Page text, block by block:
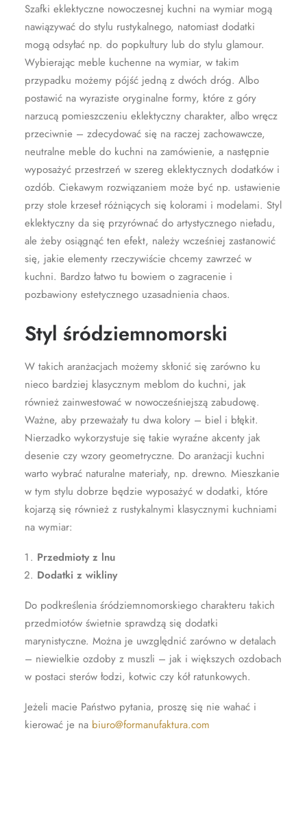
Szafki eklektyczne nowoczesnej kuchni na wymiar mogą
nawiązywać do stylu rustykalnego, natomiast dodatki
mogą odsyłać np. do popkultury lub do stylu glamour.
Wybierając meble kuchenne na wymiar, w takim
przypadku możemy pójść jedną z dwóch dróg. Albo
postawić na wyraziste oryginalne formy, które z góry
narzucą pomieszczeniu eklektyczny charakter, albo wręcz
przeciwnie – zdecydować się na raczej zachowawcze,
neutralne meble do kuchni na zamówienie, a następnie
wyposażyć przestrzeń w szereg eklektycznych dodatków i
ozdób. Ciekawym rozwiązaniem może być np. ustawienie
przy stole krzeseł różniących się kolorami i modelami. Styl
eklektyczny da się przyrównać do artystycznego nieładu,
ale żeby osiągnąć ten efekt, należy wcześniej zastanowić
się, jakie elementy rzeczywiście chcemy zawrzeć w
kuchni. Bardzo łatwo tu bowiem o zagracenie i
pozbawiony estetycznego uzasadnienia chaos.
Styl śródziemnomorski
W takich aranżacjach możemy skłonić się zarówno ku
nieco bardziej klasycznym meblom do kuchni, jak
również zainwestować w nowocześniejszą zabudowę.
Ważne, aby przeważały tu dwa kolory – biel i błękit.
Nierzadko wykorzystuje się takie wyraźne akcenty jak
desenie czy wzory geometryczne. Do aranżacji kuchni
warto wybrać naturalne materiały, np. drewno. Mieszkanie
w tym stylu dobrze będzie wyposażyć w dodatki, które
kojarzą się również z rustykalnymi klasycznymi kuchniami
na wymiar:
Przedmioty z lnu
Dodatki z wikliny
Do podkreślenia śródziemnomorskiego charakteru takich
przedmiotów świetnie sprawdzą się dodatki
marynistyczne. Można je uwzględnić zarówno w detalach
– niewielkie ozdoby z muszli – jak i większych ozdobach
w postaci sterów łodzi, kotwic czy kół ratunkowych.
Jeżeli macie Państwo pytania, proszę się nie wahać i
kierować je na biuro@formanufaktura.com